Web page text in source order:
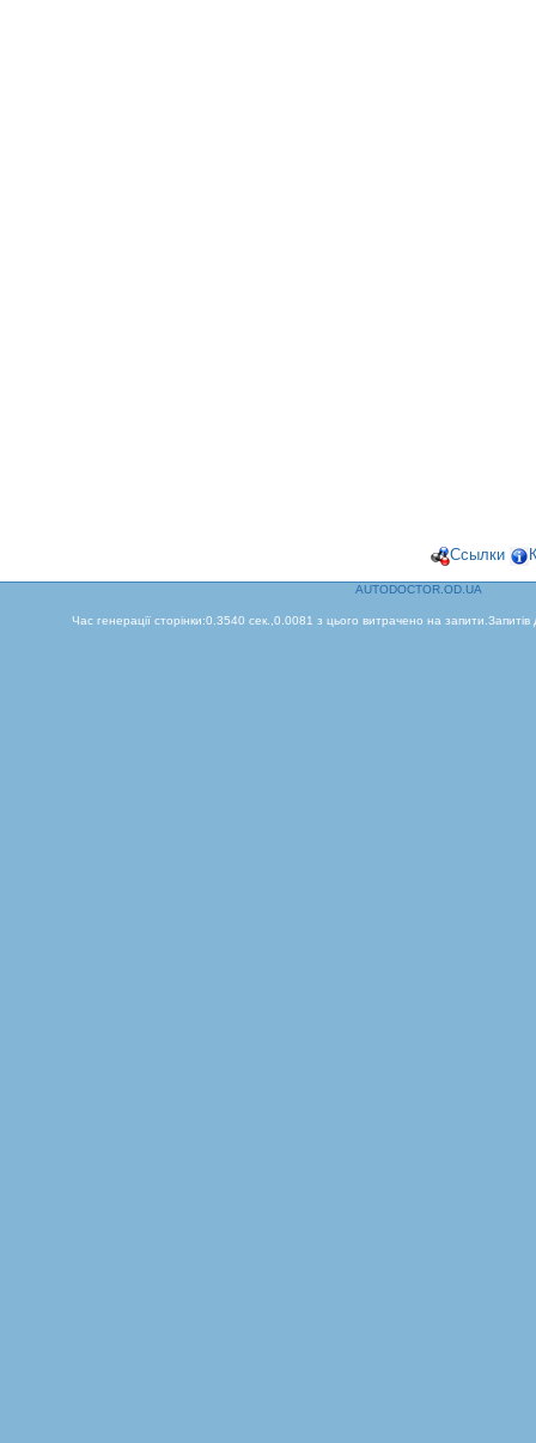
Ссылки
AUTODOCTOR.OD.UA
Час генерації сторінки:0.3540 сек.,0.0081 з цього витрачено на